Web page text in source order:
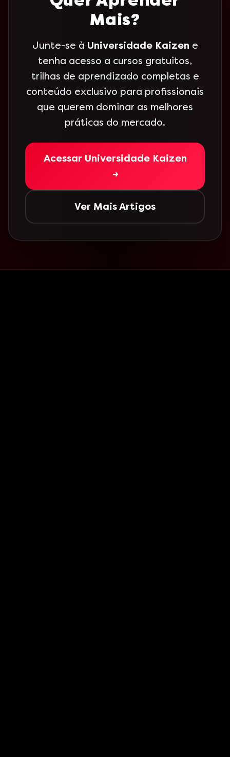
Mais?
Junte-se à Universidade Kaizen e
tenha acesso a cursos gratuitos,
trilhas de aprendizado completas e
conteúdo exclusivo para profissionais
que querem dominar as melhores
práticas do mercado.
Acessar Universidade Kaizen
→
Ver Mais Artigos